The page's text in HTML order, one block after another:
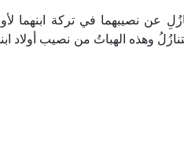
عن نصيبهما في تركة ابنهما
وهذه الهباتُ من نصيب أولاد